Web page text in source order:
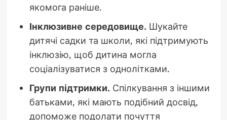
якомога раніше.
Інклюзивне середовище. Шукайте
дитячі садки та школи, які підтримують
інклюзію, щоб дитина могла
соціалізуватися з однолітками.
Групи підтримки. Спілкування з іншими
батьками, які мають подібний досвід,
допоможе подолати почуття